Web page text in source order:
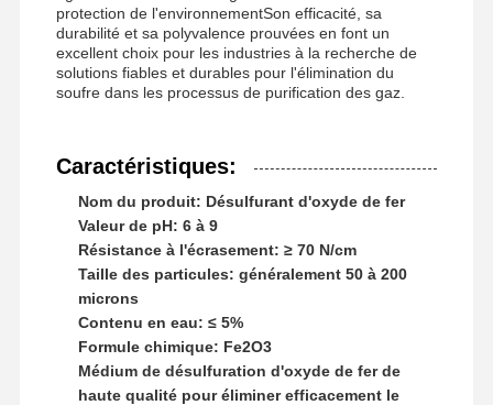
engrais composé agent de protection à libération lente
Polyacrylamide cationique
Agents de sédimentation à haute température
Desulfuriseur
protection de l'environnementSon efficacité, sa
durabilité et sa polyvalence prouvées en font un
excellent choix pour les industries à la recherche de
solutions fiables et durables pour l'élimination du
soufre dans les processus de purification des gaz.
Caractéristiques:
Nom du produit: Désulfurant d'oxyde de fer
Valeur de pH: 6 à 9
Résistance à l'écrasement: ≥ 70 N/cm
Taille des particules: généralement 50 à 200
microns
Contenu en eau: ≤ 5%
Formule chimique: Fe2O3
Médium de désulfuration d'oxyde de fer de
haute qualité pour éliminer efficacement le